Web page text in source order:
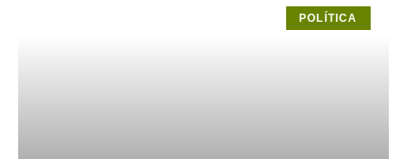
POLÍTICA